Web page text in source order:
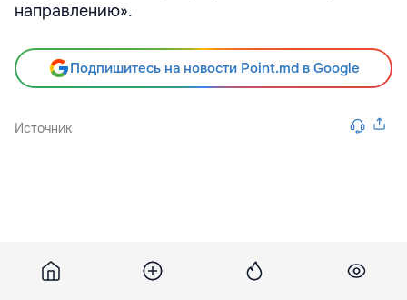
направлению».
Подпишитесь на новости Point.md в Google
Источник